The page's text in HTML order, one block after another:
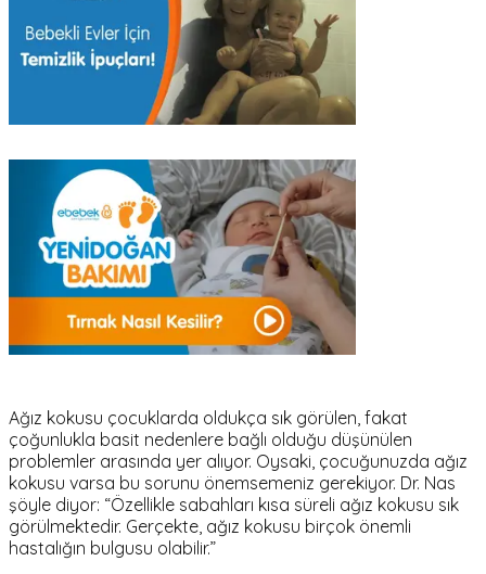
Ağız kokusu çocuklarda oldukça sık görülen, fakat
çoğunlukla basit nedenlere bağlı olduğu düşünülen
problemler arasında yer alıyor. Oysaki, çocuğunuzda ağız
kokusu varsa bu sorunu önemsemeniz gerekiyor. Dr. Nas
şöyle diyor: “Özellikle sabahları kısa süreli ağız kokusu sık
görülmektedir. Gerçekte, ağız kokusu birçok önemli
hastalığın bulgusu olabilir.”